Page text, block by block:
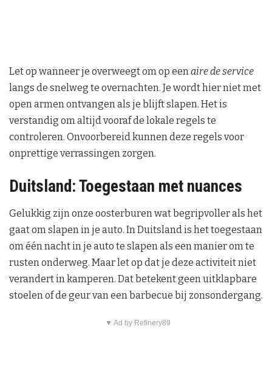
Let op wanneer je overweegt om op eenaire de service
langs de snelweg te overnachten. Je wordt hier niet met
open armen ontvangen als je blijft slapen. Het is
verstandig om altijd vooraf de lokale regels te
controleren. Onvoorbereid kunnen deze regels voor
onprettige verrassingen zorgen.
Duitsland: Toegestaan met nuances
Gelukkig zijn onze oosterburen wat begripvoller als het
gaat om slapen in je auto. In Duitsland is het toegestaan
om één nacht in je auto te slapen als een manier om te
rusten onderweg. Maar let op dat je deze activiteit niet
verandert in kamperen. Dat betekent geen uitklapbare
stoelen of de geur van een barbecue bij zonsondergang.
▼ Ad by Refinery89